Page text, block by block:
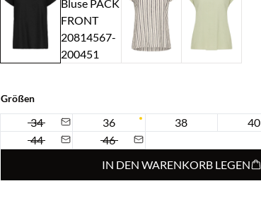
Größen
34 36 38 40
44
46
IN DEN WARENKORB LEGEN